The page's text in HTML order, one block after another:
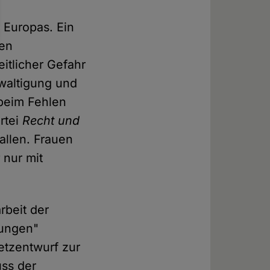
Ein
Gefahr
und
Fehlen
Recht und
Frauen
nur mit
der
zur
der